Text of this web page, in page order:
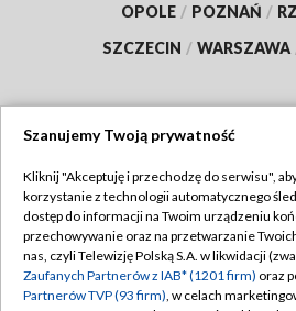
OPOLE / POZNAŃ /
SZCZECIN / WARSZAWA
TVP
Abonament TVP
Emisja w TVP
Regulamin
Polityka
Szanujemy Twoją prywatność
Kliknij "Akceptuję i przechodzę do serwisu",
korzystanie z technologii automatycznego
dostęp do informacji na Twoim urządzeniu
przechowywanie oraz na przetwarzanie
nas, czyli Telewizję Polską S.A. w likwidacji
Zaufanych Partnerów z IAB* (1201 firm) oraz
Partnerów TVP (93 firm), w celach